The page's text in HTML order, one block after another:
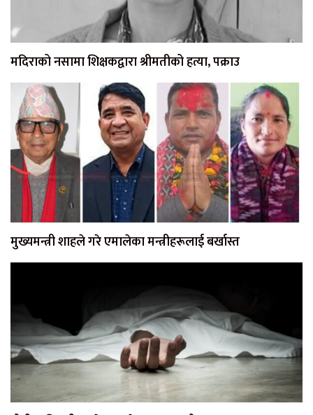
मदिराको नसामा शिक्षकद्वारा श्रीमतीको हत्या, पक्राउ
मुख्यमन्त्री शाहले गरे एमालेका मन्त्रीहरूलाई बर्खास्त